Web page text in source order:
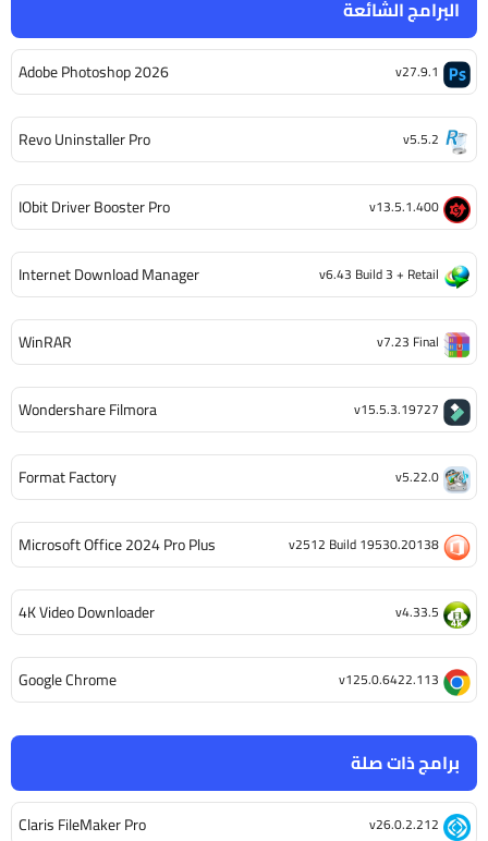
برامج ذات صلة
Claris FileMaker Pro v26.0.2.212
البرامج الشائعة
Adobe Photoshop 2026 v27.9.1
Revo Uninstaller Pro v5.5.2
IObit Driver Booster Pro v13.5.1.400
Internet Download Manager v6.43 Build 3 + Retail
WinRAR v7.23 Final
Wondershare Filmora v15.5.3.19727
Format Factory v5.22.0
Microsoft Office 2024 Pro Plus v2512 Build 19530.20138
4K Video Downloader v4.33.5
Google Chrome v125.0.6422.113